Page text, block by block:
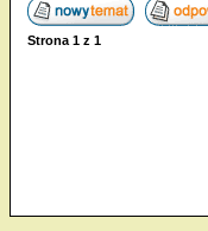
Strona 1 z 1